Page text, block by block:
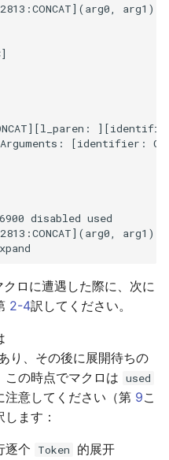
クロに遭遇した際に、次に
2-4訳してください。
り、その後に展開待ちの
この時点でマクロは used
注意してください（第 9こ
ます：
逐个 Token
的展开